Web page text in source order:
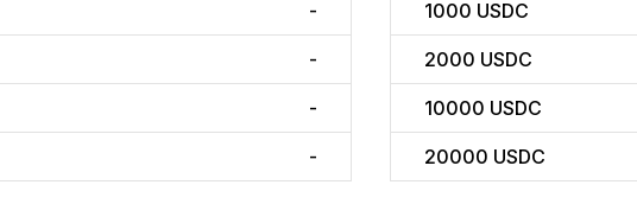
-
-
-
-
1000 USDC
2000 USDC
10000 USDC
20000 USDC